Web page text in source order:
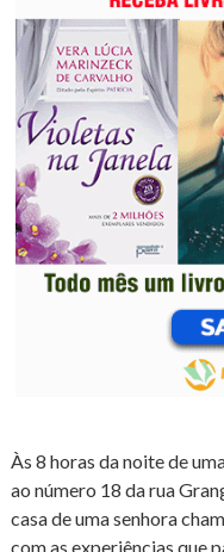
Às 8 horas da noite de
ao número 18 da rua
casa de uma senhora
com as experiências que